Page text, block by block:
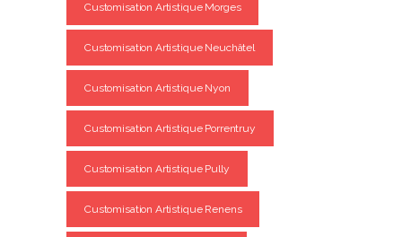
Customisation Artistique Morges
Customisation Artistique Neuchâtel
Customisation Artistique Nyon
Customisation Artistique Porrentruy
Customisation Artistique Pully
Customisation Artistique Renens